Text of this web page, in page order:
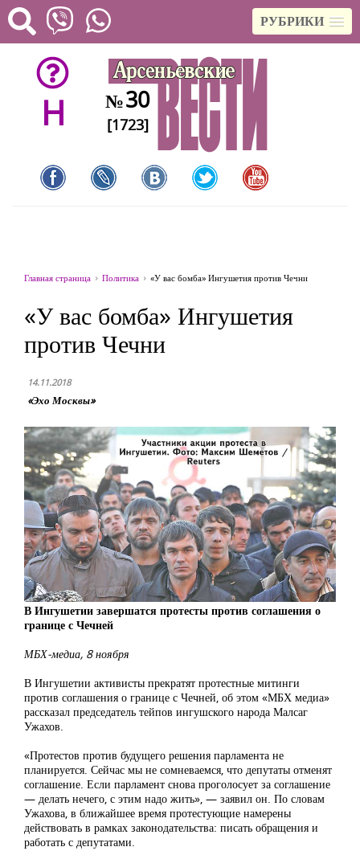
РУБРИКИ
H №30
[1723]
Главная страница Политика «У вас бомба» Ингушетия против Чечни
«У вас бомба» Ингушетия
против Чечни
14.11.2018
«Эхо Москвы»
В Ингушетии завершатся протесты против соглашения о
границе с Чечней
МБХ-медиа, 8 ноября
В Ингушетии активисты прекратят протестные митинги
против соглашения о границе с Чечней, об этом «МБХ медиа»
рассказал председатель тейпов ингушского народа Малсаг
Ужахов.
«Протестов против будущего решения парламента не
планируется. Сейчас мы не сомневаемся, что депутаты отменят
соглашение. Если парламент снова проголосует за соглашение
— делать нечего, с этим надо жить», — заявил он. По словам
Ужахова, в ближайшее время протестующие намерены
действовать в рамках законодательства: писать обращения и
работать с депутатами.